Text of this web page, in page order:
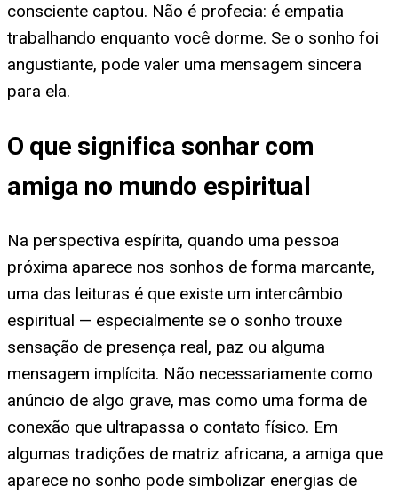
consciente captou. Não é profecia: é empatia
trabalhando enquanto você dorme. Se o sonho foi
angustiante, pode valer uma mensagem sincera
para ela.
O que significa sonhar com
amiga no mundo espiritual
Na perspectiva espírita, quando uma pessoa
próxima aparece nos sonhos de forma marcante,
uma das leituras é que existe um intercâmbio
espiritual — especialmente se o sonho trouxe
sensação de presença real, paz ou alguma
mensagem implícita. Não necessariamente como
anúncio de algo grave, mas como uma forma de
conexão que ultrapassa o contato físico. Em
algumas tradições de matriz africana, a amiga que
aparece no sonho pode simbolizar energias de